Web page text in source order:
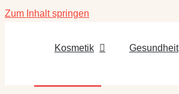
Zum Inhalt springen
Kosmetik Gesundheit